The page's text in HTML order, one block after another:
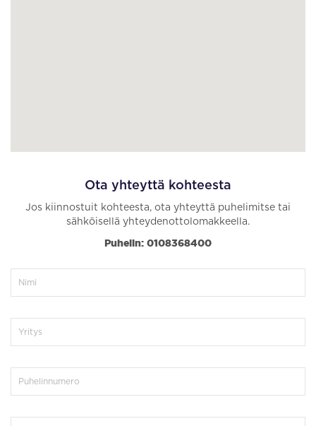
Ota yhteyttä kohteesta
Jos kiinnostuit kohteesta, ota yhteyttä puhelimitse tai
sähköisellä yhteydenottolomakkeella.
Puhelin: 0108368400